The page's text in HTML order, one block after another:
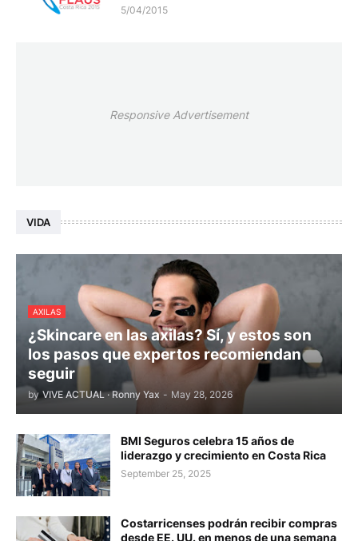
5/04/2015
Responsive Advertisement
VIDA
AXILAS
¿Skincare en las axilas? Sí, y estos son
los pasos que expertos recomiendan
seguir
by VIVE ACTUAL · Ronny Yax - May 28, 2026
BMI Seguros celebra 15 años de
liderazgo y crecimiento en Costa Rica
September 25, 2025
Costarricenses podrán recibir compras
desde EE. UU. en menos de una semana